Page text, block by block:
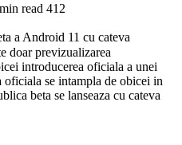
read 412
a Android 11 cu cateva
doar previzualizarea
introducerea oficiala a unei
se intampla de obicei in
beta se lanseaza cu cateva